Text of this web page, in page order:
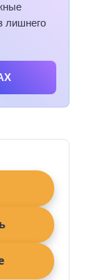
лишнего